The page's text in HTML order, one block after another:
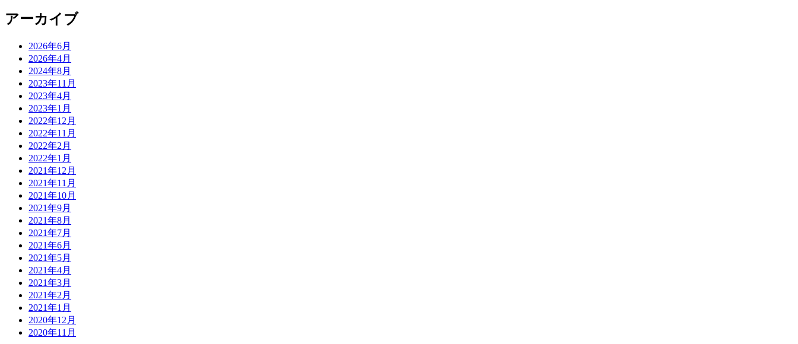
アーカイブ
2026年6月
2026年4月
2024年8月
2023年11月
2023年4月
2023年1月
2022年12月
2022年11月
2022年2月
2022年1月
2021年12月
2021年11月
2021年10月
2021年9月
2021年8月
2021年7月
2021年6月
2021年5月
2021年4月
2021年3月
2021年2月
2021年1月
2020年12月
2020年11月